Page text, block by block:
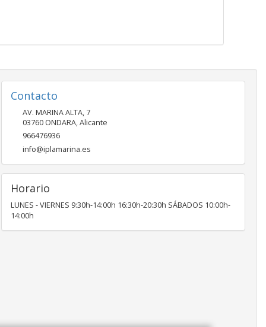
Contacto
AV. MARINA ALTA, 7
03760 ONDARA,Alicante
966476936
info@iplamarina.es
Horario
LUNES - VIERNES 9:30h-14:00h 16:30h-20:30h SÁBADOS 10:00h-
14:00h